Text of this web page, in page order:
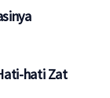
hati Zat